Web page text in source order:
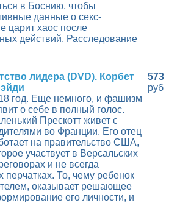
в Боснию, чтобы
данные о секс-
царит хаос после
действий. Расследование
лидера (DVD). Корбет
год. Еще немного, и фашизм
о себе в полный голос.
Прескотт живет с
во Франции. Его отец
на правительство США,
участвует в Версальских
и не всегда
перчатках. То, чему ребенок
оказывает решающее
его личности, и
573
руб